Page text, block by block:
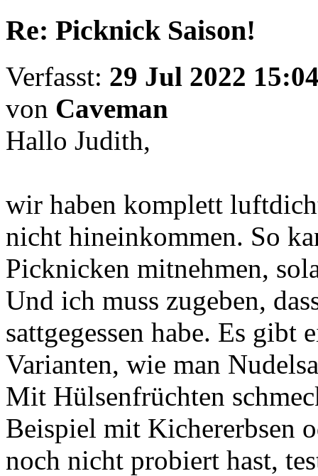
Re: Picknick Saison!
Verfasst: 29 Jul 2022
von Caveman
Hallo Judith,
wir haben komplett
nicht hineinkommen. So
Picknicken mitnehmen,
Und ich muss zugeben,
sattgegessen habe. Es gibt
Varianten, wie man
Mit Hülsenfrüchten
Beispiel mit Kichererbsen
noch nicht probiert hast,